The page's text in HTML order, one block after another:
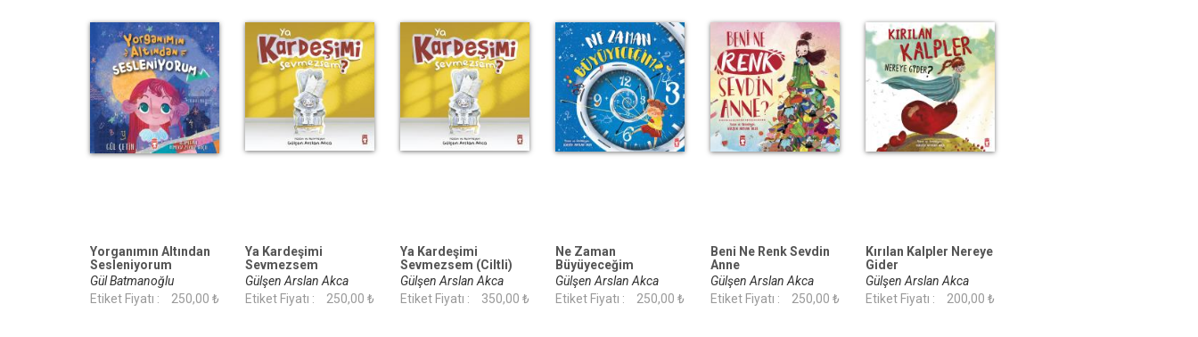
Yorganımın Altından
Sesleniyorum
Gül Batmanoğlu
Etiket Fiyatı :
250,00 ₺
Ya Kardeşimi
Sevmezsem
Gülşen Arslan Akca
Etiket Fiyatı :
250,00 ₺
Ya Kardeşimi
Sevmezsem (Ciltli)
Gülşen Arslan Akca
Etiket Fiyatı :
350,00 ₺
Ne Zaman
Büyüyeceğim
Gülşen Arslan Akca
Etiket Fiyatı :
250,00 ₺
Beni Ne Renk Sevdin
Anne
Gülşen Arslan Akca
Etiket Fiyatı :
250,00 ₺
Kırılan Kalpler Nereye
Gider
Gülşen Arslan Akca
Etiket Fiyatı :
200,00 ₺